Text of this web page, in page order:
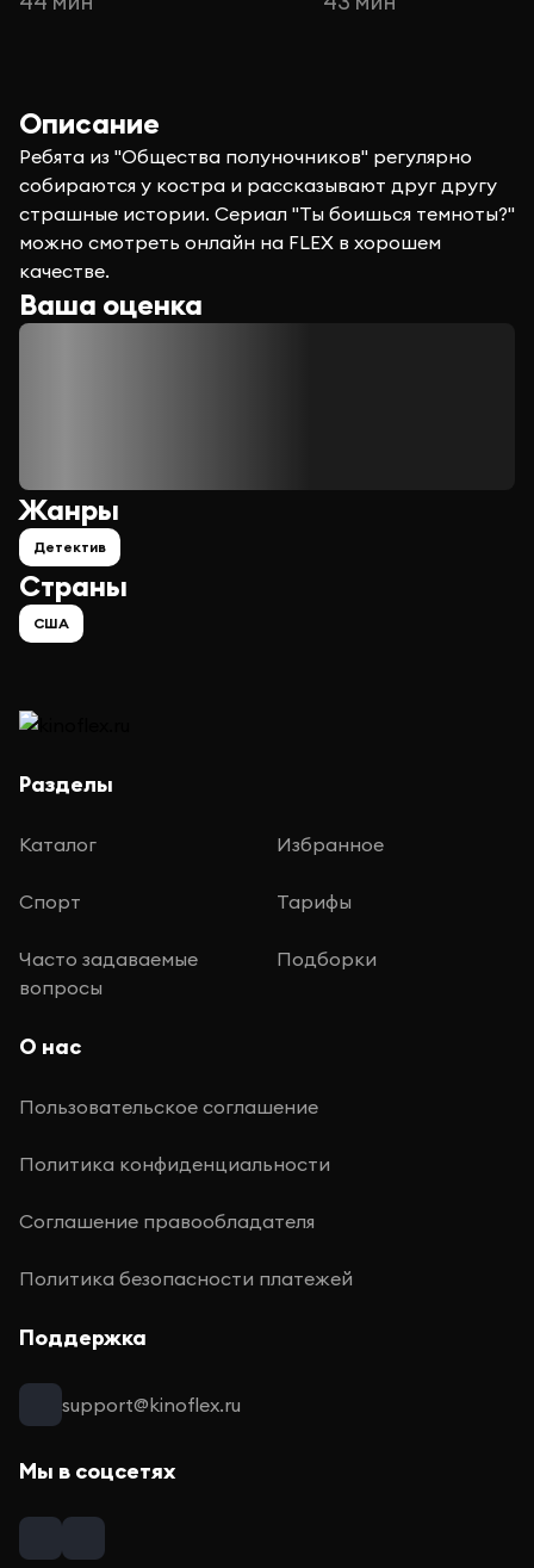
Описание
Ребята из "Общества полуночников" регулярно
собираются у костра и рассказывают друг другу
страшные истории. Сериал "Ты боишься темноты?"
можно смотреть онлайн на FLEX в хорошем
качестве.
Ваша оценка
Страны
США
Жанры
Детектив
Разделы
Каталог Избранное
Спорт Тарифы
Часто задаваемые
вопросы
Подборки
О нас
Пользовательское соглашение
Политика конфиденциальности
Соглашение правообладателя
Политика безопасности платежей
Поддержка
support@kinoflex.ru
Мы в соцсетях